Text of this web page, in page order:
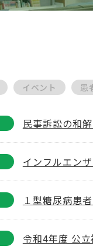
イベント 患
民事訴訟の和
インフルエン
１型糖尿病患
令和4年度 公